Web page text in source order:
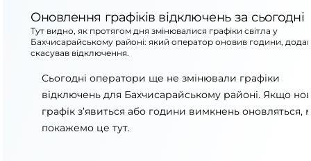
Оновлення графіків відключень за сьогодні
Тут видно, як протягом дня змінювалися графіки світла у
Бахчисарайському районі: який оператор оновив години,
скасував відключення.
Сьогодні оператори ще не змінювали графіки
відключень для Бахчисарайському районі. Якщо
графік з’явиться або години вимкнень оновляться,
покажемо це тут.